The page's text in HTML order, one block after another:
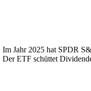
Jahr 2025 hat SPDR
Der ETF schüttet